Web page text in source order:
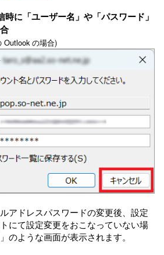
に「ユーザー名」や「パスワード」
Outlook の場合)
アドレスパスワードの変更後、設定
にて設定変更をおこなっていない場
」のような画面が表示されます。